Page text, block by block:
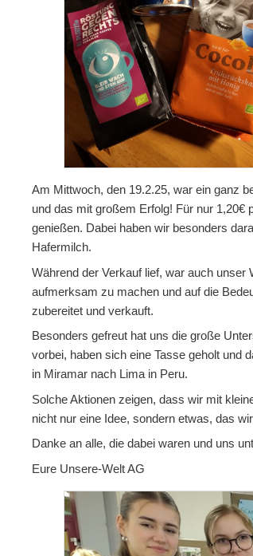
Am Mittwoch, den 19.2.25, war ein ganz
und das mit großem Erfolg! Für nur 1,20€
genießen. Dabei haben wir besonders
Hafermilch.
Während der Verkauf lief, war auch
aufmerksam zu machen und auf die
zubereitet und verkauft.
Besonders gefreut hat uns die große
vorbei, haben sich eine Tasse geholt und
in Miramar nach Lima in Peru.
Solche Aktionen zeigen, dass wir mit
nicht nur eine Idee, sondern etwas, das
Danke an alle, die dabei waren und uns
Eure Unsere-Welt AG